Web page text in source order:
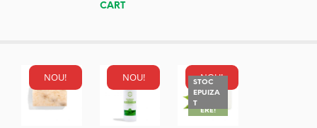
CART
NOU! NOU! NOU!
STOC
EPUIZA
TREDUC
ERE!